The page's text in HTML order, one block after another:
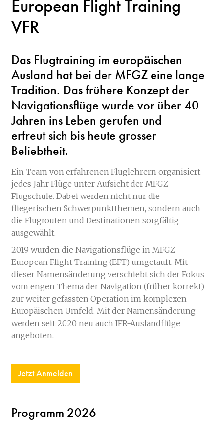
European Flight Training
VFR
Das Flugtraining im europäischen
Ausland hat bei der MFGZ eine lange
Tradition. Das frühere Konzept der
Navigationsflüge wurde vor über 40
Jahren ins Leben gerufen und
erfreut sich bis heute grosser
Beliebtheit.
Ein Team von erfahrenen Fluglehrern organisiert
jedes Jahr Flüge unter Aufsicht der MFGZ
Flugschule. Dabei werden nicht nur die
fliegerischen Schwerpunktthemen, sondern auch
die Flugrouten und Destinationen sorgfältig
ausgewählt.
2019 wurden die Navigationsflüge in MFGZ
European Flight Training (EFT) umgetauft. Mit
dieser Namensänderung verschiebt sich der Fokus
vom engen Thema der Navigation (früher korrekt)
zur weiter gefassten Operation im komplexen
Europäischen Umfeld. Mit der Namensänderung
werden seit 2020 neu auch IFR-Auslandflüge
angeboten.
Jetzt Anmelden
Programm 2026